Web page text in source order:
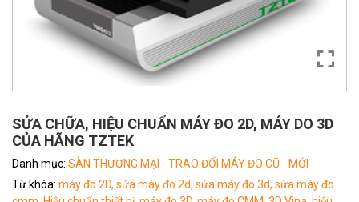
SỬA CHỮA, HIỆU CHUẨN MÁY ĐO 2D, MÁY DO 3D
CỦA HÃNG TZTEK
Danh mục: SÀN THƯƠNG MẠI - TRAO ĐỔI MÁY ĐO CŨ - MỚI
Từ khóa: máy đo 2D, sửa máy đo 2d, sửa máy đo 3d, sửa máy đo